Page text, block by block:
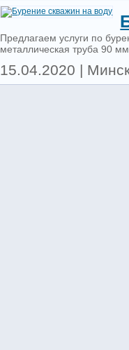
Предлагаем услуги по
металлическая труба 90
15.04.2020 |